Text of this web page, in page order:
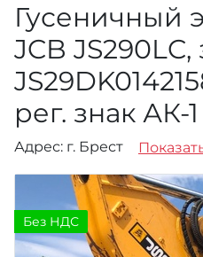
Гусеничный
JCB
рег. знак АК-
Адрес: г. Брест
Без НДС